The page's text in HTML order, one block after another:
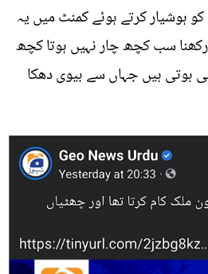
کرتے ہوئے کمنٹ میں یہ
سب کچھ چار نہیں ہوتا کچھ
ہوتی ہیں جہاں سے بیوی دھکا